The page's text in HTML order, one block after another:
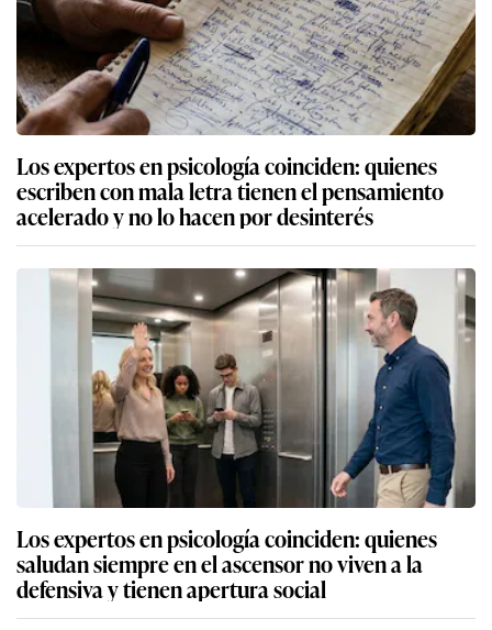
Los expertos en psicología coinciden: quienes
escriben con mala letra tienen el pensamiento
acelerado y no lo hacen por desinterés
Los expertos en psicología coinciden: quienes
saludan siempre en el ascensor no viven a la
defensiva y tienen apertura social